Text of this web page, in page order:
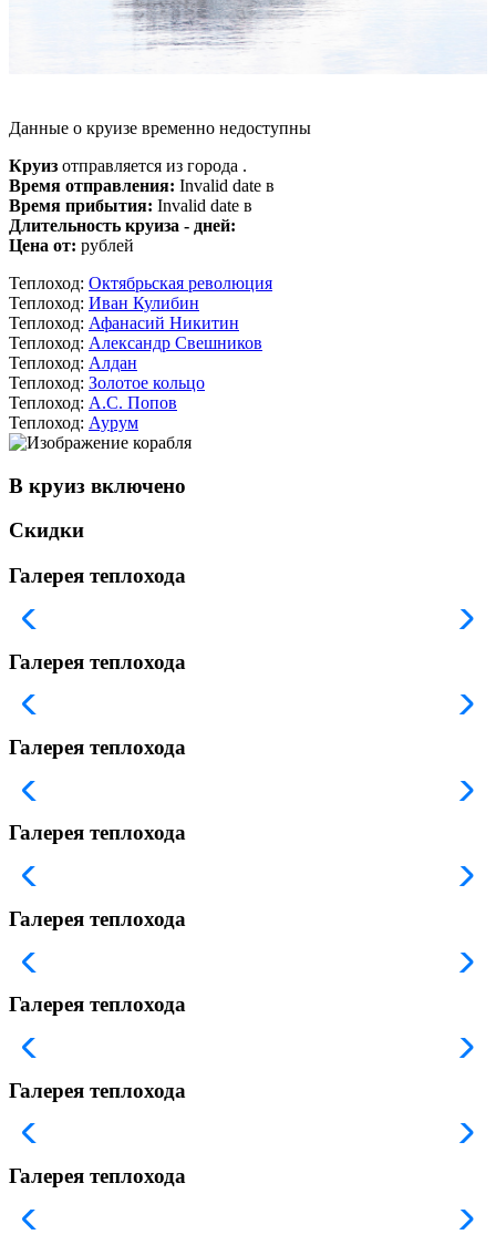
Данные о круизе временно недоступны
Круиз отправляется из города .
Время отправления: Invalid date в
Время прибытия: Invalid date в
Длительность круиза - дней:
Цена от: рублей
Теплоход: Октябрьская революция
Теплоход: Иван Кулибин
Теплоход: Афанасий Никитин
Теплоход: Александр Свешников
Теплоход: Алдан
Теплоход: Золотое кольцо
Теплоход: А.С. Попов
Теплоход: Аурум
В круиз включено
Скидки
Галерея теплохода
Галерея теплохода
Галерея теплохода
Галерея теплохода
Галерея теплохода
Галерея теплохода
Галерея теплохода
Галерея теплохода